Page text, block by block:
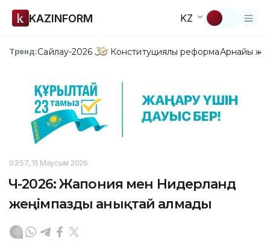
KAZINFORM KZ
Тренд:Сайлау-2026 Конституциялық реформаАрнайы
03:57, 15 Маусым 2026
ӘЧ-2026: Жапония мен Нидерланд
жеңімпазды анықтай алмады